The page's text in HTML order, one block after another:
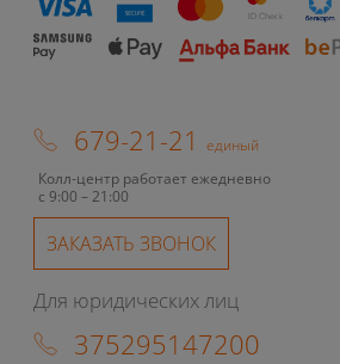
679-21-21
единый
Колл-центр работает ежедневно
с 9:00 – 21:00
ЗАКАЗАТЬ ЗВОНОК
Для юридических лиц
375295147200